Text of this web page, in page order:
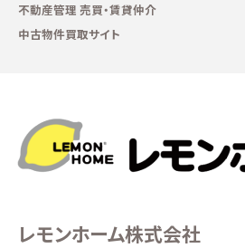
不動産管理 売買・賃貸仲介
中古物件買取サイト
レモンホーム株式会社